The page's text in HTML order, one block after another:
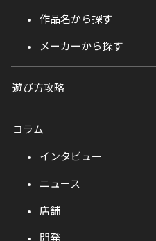
作品名から探す
メーカーから探す
遊び方攻略
コラム
インタビュー
ニュース
店舗
開発